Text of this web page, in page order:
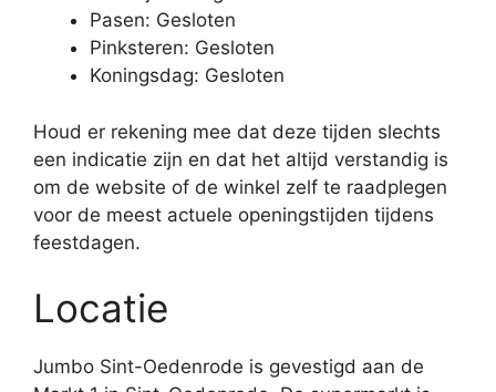
Pasen: Gesloten
Pinksteren: Gesloten
Koningsdag: Gesloten
Houd er rekening mee dat deze tijden slechts
een indicatie zijn en dat het altijd verstandig is
om de website of de winkel zelf te raadplegen
voor de meest actuele openingstijden tijdens
feestdagen.
Locatie
Jumbo Sint-Oedenrode is gevestigd aan de